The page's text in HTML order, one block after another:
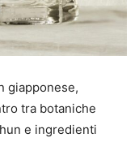
giapponese,
tra botaniche
e ingredienti